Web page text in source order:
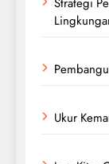
Ukur